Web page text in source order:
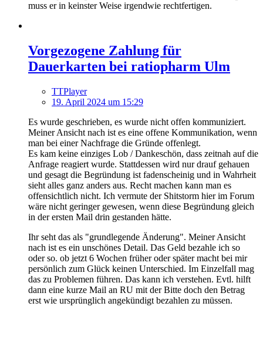
muss er in keinster Weise irgendwie rechtfertigen.
Vorgezogene Zahlung für
Dauerkarten bei ratiopharm Ulm
TTPlayer
19. April 2024 um 15:29
Es wurde geschrieben, es wurde nicht offen kommuniziert.
Meiner Ansicht nach ist es eine offene Kommunikation, wenn
man bei einer Nachfrage die Gründe offenlegt.
Es kam keine einziges Lob / Dankeschön, dass zeitnah auf die
Anfrage reagiert wurde. Stattdessen wird nur drauf gehauen
und gesagt die Begründung ist fadenscheinig und in Wahrheit
sieht alles ganz anders aus. Recht machen kann man es
offensichtlich nicht. Ich vermute der Shitstorm hier im Forum
wäre nicht geringer gewesen, wenn diese Begründung gleich
in der ersten Mail drin gestanden hätte.
Ihr seht das als "grundlegende Änderung". Meiner Ansicht
nach ist es ein unschönes Detail. Das Geld bezahle ich so
oder so. ob jetzt 6 Wochen früher oder später macht bei mir
persönlich zum Glück keinen Unterschied. Im Einzelfall mag
das zu Problemen führen. Das kann ich verstehen. Evtl. hilft
dann eine kurze Mail an RU mit der Bitte doch den Betrag
erst wie ursprünglich angekündigt bezahlen zu müssen.